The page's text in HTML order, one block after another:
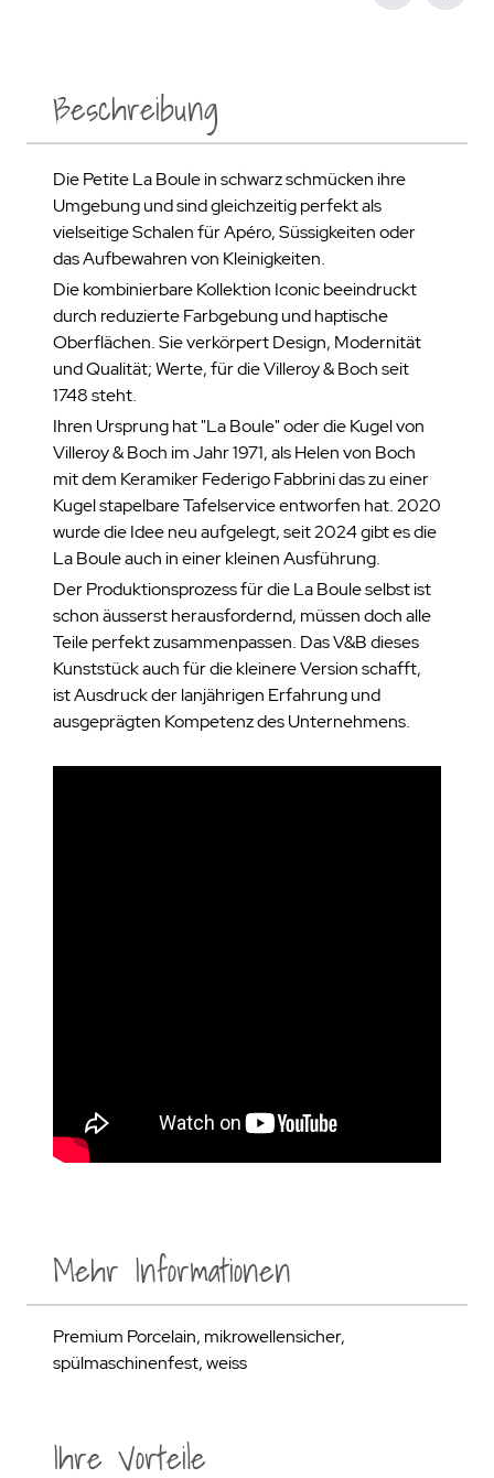
Beschreibung
Die Petite La Boule in schwarz schmücken ihre
Umgebung und sind gleichzeitig perfekt als
vielseitige Schalen für Apéro, Süssigkeiten oder
das Aufbewahren von Kleinigkeiten.
Die kombinierbare Kollektion Iconic beeindruckt
durch reduzierte Farbgebung und haptische
Oberflächen. Sie verkörpert Design, Modernität
und Qualität; Werte, für die Villeroy & Boch seit
1748 steht.
Ihren Ursprung hat "La Boule" oder die Kugel von
Villeroy & Boch im Jahr 1971, als Helen von Boch
mit dem Keramiker Federigo Fabbrini das zu einer
Kugel stapelbare Tafelservice entworfen hat. 2020
wurde die Idee neu aufgelegt, seit 2024 gibt es die
La Boule auch in einer kleinen Ausführung.
Der Produktionsprozess für die La Boule selbst ist
schon äusserst herausfordernd, müssen doch alle
Teile perfekt zusammenpassen. Das V&B dieses
Kunststück auch für die kleinere Version schafft,
ist Ausdruck der lanjährigen Erfahrung und
ausgeprägten Kompetenz des Unternehmens.
Ihre Vorteile
Mehr Informationen
Premium Porcelain, mikrowellensicher,
spülmaschinenfest, weiss